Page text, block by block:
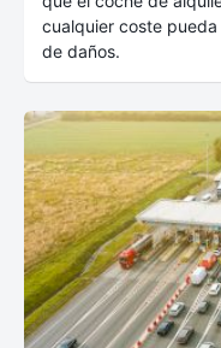
cualquier coste
de daños.